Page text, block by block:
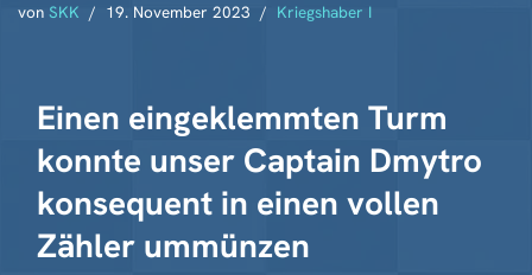
von SKK 19. November 2023 Kriegshaber I
Einen eingeklemmten Turm
konnte unser Captain Dmytro
konsequent in einen vollen
Zähler ummünzen